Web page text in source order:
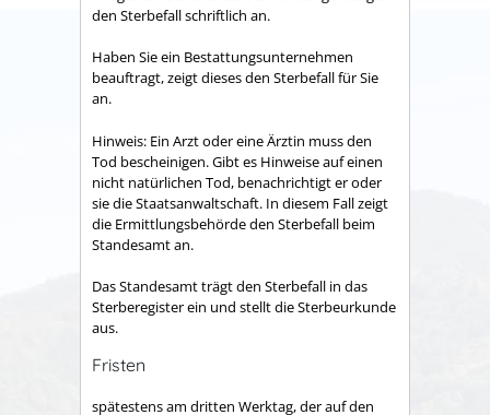
den Sterbefall schriftlich an.
Haben Sie ein Bestattungsunternehmen
beauftragt, zeigt dieses den Sterbefall für Sie
an.
Hinweis: Ein Arzt oder eine Ärztin muss den
Tod bescheinigen. Gibt es Hinweise auf einen
nicht natürlichen Tod, benachrichtigt er oder
sie die Staatsanwaltschaft. In diesem Fall zeigt
die Ermittlungsbehörde den Sterbefall beim
Standesamt an.
Das Standesamt trägt den Sterbefall in das
Sterberegister ein und stellt die Sterbeurkunde
aus.
Fristen
spätestens am dritten Werktag, der auf den